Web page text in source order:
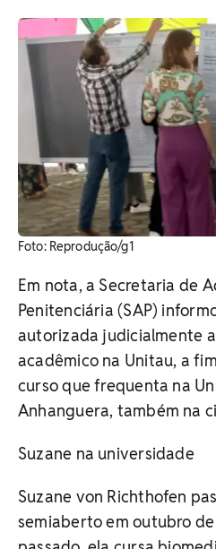
Foto: Reprodução/g1
Em nota, a Secretaria de
Penitenciária (SAP)
autorizada judicialmente
acadêmico na Unitau, a
curso que frequenta na
Anhanguera, também na
Suzane na universidade
Suzane von Richthofen
semiaberto em outubro